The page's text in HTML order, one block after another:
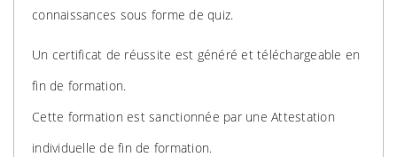
connaissances sous forme de quiz.
Un certificat de réussite est généré et téléchargeable en
fin de formation.
Cette formation est sanctionnée par une Attestation
individuelle de fin de formation.